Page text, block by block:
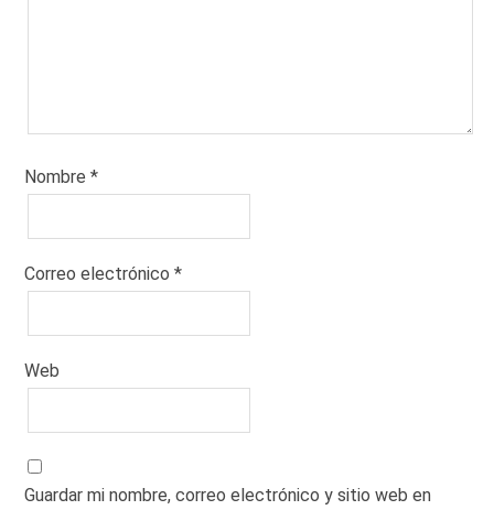
Nombre*
Correo electrónico*
Web
Guardar mi nombre, correo electrónico y sitio web en